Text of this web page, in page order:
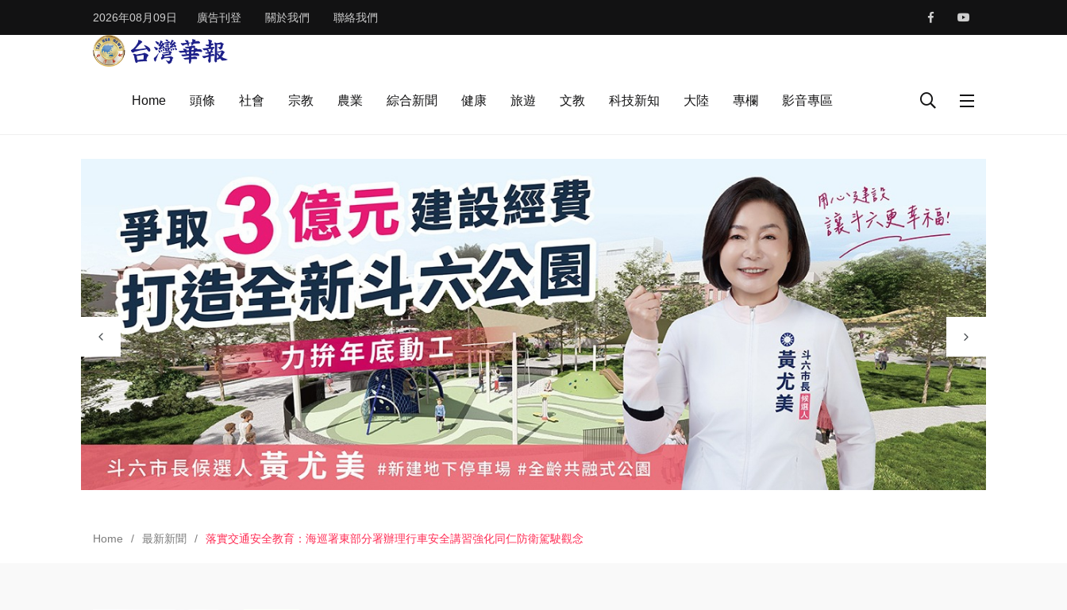
2026年08月09日 廣告刊登 關於我們 聯絡我們
Home 頭條 社會 宗教 農業 綜合新聞 健康 旅遊 文教 科技新知 大陸 專欄 影音專區
Home 最新新聞 落實交通安全教育：海巡署東部分署辦理行車安全講習強化同仁防衛駕駛觀念